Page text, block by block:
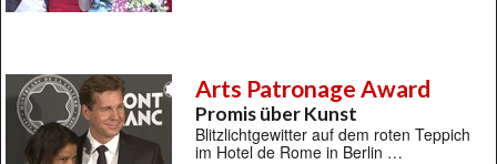
Arts Patronage Award
Promis über Kunst
Blitzlichtgewitter auf dem roten Teppich
im Hotel de Rome in Berlin …